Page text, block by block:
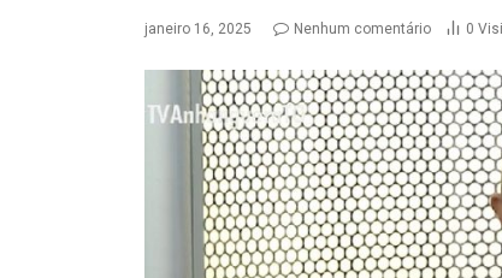
janeiro 16, 2025 Nenhum comentário 0